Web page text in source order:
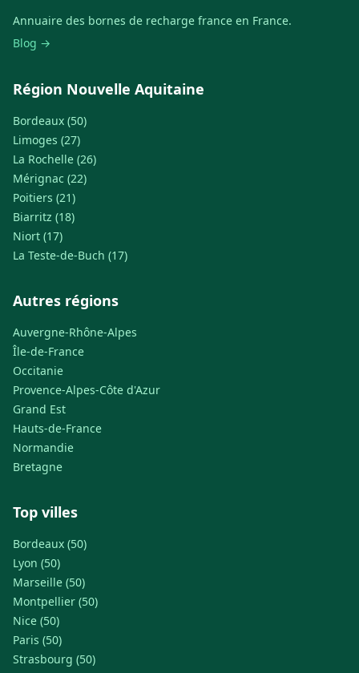
Annuaire des bornes de recharge france en France.
Blog →
Région Nouvelle Aquitaine
Bordeaux (50)
Limoges (27)
La Rochelle (26)
Mérignac (22)
Poitiers (21)
Biarritz (18)
Niort (17)
La Teste-de-Buch (17)
Autres régions
Auvergne-Rhône-Alpes
Île-de-France
Occitanie
Provence-Alpes-Côte d'Azur
Grand Est
Hauts-de-France
Normandie
Bretagne
Top villes
Bordeaux (50)
Lyon (50)
Marseille (50)
Montpellier (50)
Nice (50)
Paris (50)
Strasbourg (50)